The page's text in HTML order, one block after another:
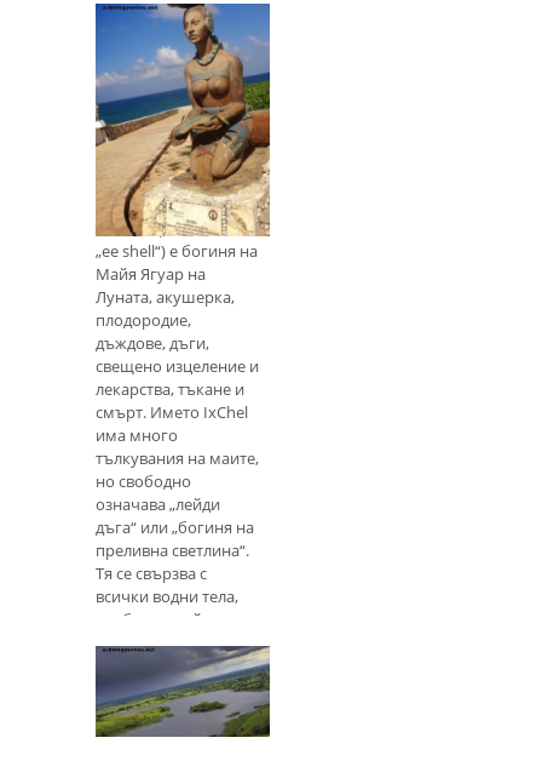
природ
Проучване на
богинята на
маите IxChel
IxChel (произнася се
„ee shell“) е богиня на
Майя Ягуар на
Луната, акушерка,
плодородие,
дъждове, дъги,
свещено изцеление и
лекарства, тъкане и
смърт. Името IxChel
има много
тълкувания на маите,
но свободно
означава „лейди
дъга“ или „богиня на
преливна светлина“.
Тя се свързва с
всички водни тела,
особено с райони с
дъждовна или
блестяща светлина,
като водопади, реки,
езера и др. Тя е
богиня на луната и